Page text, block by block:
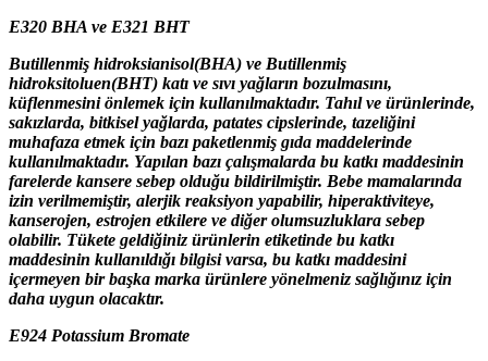
E320 BHA ve E321 BHT
Butillenmiş hidroksianisol(BHA) ve Butillenmiş
hidroksitoluen(BHT) katı ve sıvı yağların bozulmasını,
küflenmesini önlemek için kullanılmaktadır. Tahıl ve ürünlerinde,
sakızlarda, bitkisel yağlarda, patates cipslerinde, tazeliğini
muhafaza etmek için bazı paketlenmiş gıda maddelerinde
kullanılmaktadır. Yapılan bazı çalışmalarda bu katkı maddesinin
farelerde kansere sebep olduğu bildirilmiştir. Bebe mamalarında
izin verilmemiştir, alerjik reaksiyon yapabilir, hiperaktiviteye,
kanserojen, estrojen etkilere ve diğer olumsuzluklara sebep
olabilir. Tükete geldiğiniz ürünlerin etiketinde bu katkı
maddesinin kullanıldığı bilgisi varsa, bu katkı maddesini
içermeyen bir başka marka ürünlere yönelmeniz sağlığınız için
daha uygun olacaktır.
E924 Potassium Bromate